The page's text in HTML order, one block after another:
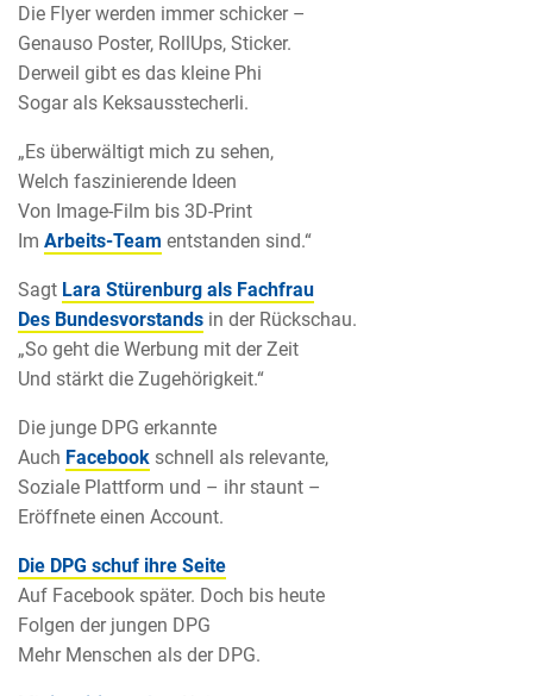
Die Flyer werden immer schicker –
Genauso Poster, RollUps, Sticker.
Derweil gibt es das kleine Phi
Sogar als Keksausstecherli.
„Es überwältigt mich zu sehen,
Welch faszinierende Ideen
Von Image-Film bis 3D-Print
Im Arbeits-Team entstanden sind.“
Sagt Lara Stürenburg als Fachfrau
Des Bundesvorstands in der Rückschau.
„So geht die Werbung mit der Zeit
Und stärkt die Zugehörigkeit.“
Die junge DPG erkannte
Auch Facebook schnell als relevante,
Soziale Plattform und – ihr staunt –
Eröffnete einen Account.
Die DPG schuf ihre Seite
Auf Facebook später. Doch bis heute
Folgen der jungen DPG
Mehr Menschen als der DPG.